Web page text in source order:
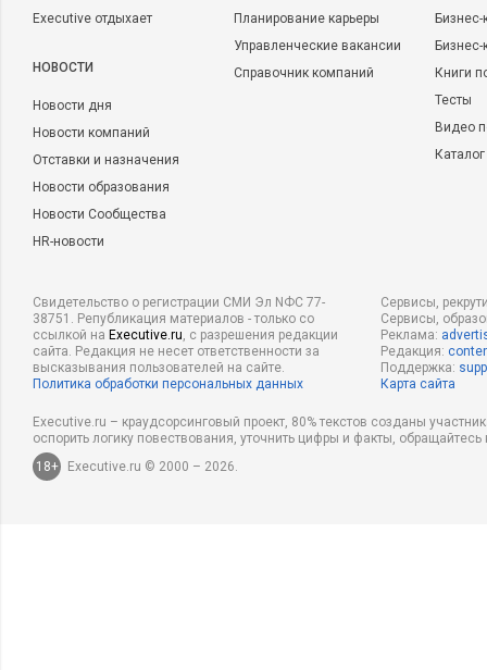
Executive отдыхает
НОВОСТИ
Новости дня
Новости компаний
Отставки и назначения
Новости образования
Новости Сообщества
HR-новости
Планирование карьеры
Управленческие вакансии
Справочник компаний
Бизнес-
Книги
Тесты
Видео
Свидетельство о регистрации СМИ Эл NФС 77-
38751. Републикация материалов - только со
ссылкой на Executive.ru, с разрешения редакции
сайта. Редакция не несет ответственности за
высказывания пользователей на сайте.
Политика обработки персональных данных
Сервисы,
Сервисы,
Реклама:
Редакция:
Поддержка:
Карта сайта
Executive.ru – краудсорсинговый проект, 80% текстов созданы
оспорить логику повествования, уточнить цифры и факты,
18+
Executive.ru © 2000 – 2026.